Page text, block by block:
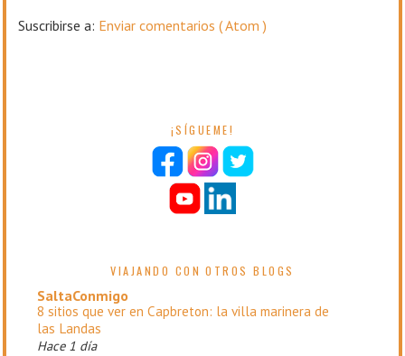
Suscribirse a: Enviar comentarios ( Atom )
¡SÍGUEME!
VIAJANDO CON OTROS BLOGS
SaltaConmigo
8 sitios que ver en Capbreton: la villa marinera de
las Landas
Hace 1 día